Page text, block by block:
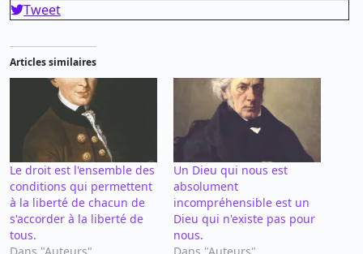
Tweet
Articles similaires
Le droit est l'ensemble des
conditions qui permettent
à la liberté de chacun de
s'accorder à la liberté de
tous.
Un Dieu qui nous est
absolument
incompréhensible est un
Dieu qui n'existe pas pour
nous.